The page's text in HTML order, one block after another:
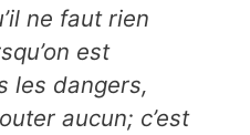
ne faut rien
est
les dangers,
aucun; c’est